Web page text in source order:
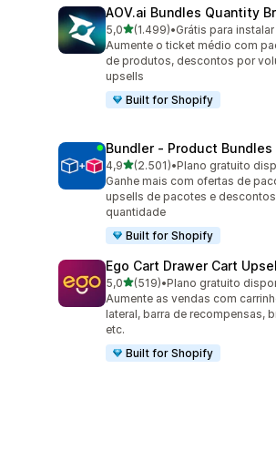
AOV.ai Bundles Quantity
5,0de 5 estrelas
(1.499)
1499 avaliações ao todo
•Grátis para instalar
Aumente o ticket médio com
de produtos, descontos por
upsells
Built for Shopify
Bundler ‑ Product Bundles
4,9de 5 estrelas
(2.501)
2501 avaliações ao todo
•Plano gratuito
Ganhe mais com ofertas de
upsells de pacotes e
quantidade
Built for Shopify
Ego Cart Drawer Cart
5,0de 5 estrelas
(519)
519 avaliações ao todo
•Plano gratuito
Aumente as vendas com
lateral, barra de recompensas,
etc.
Built for Shopify